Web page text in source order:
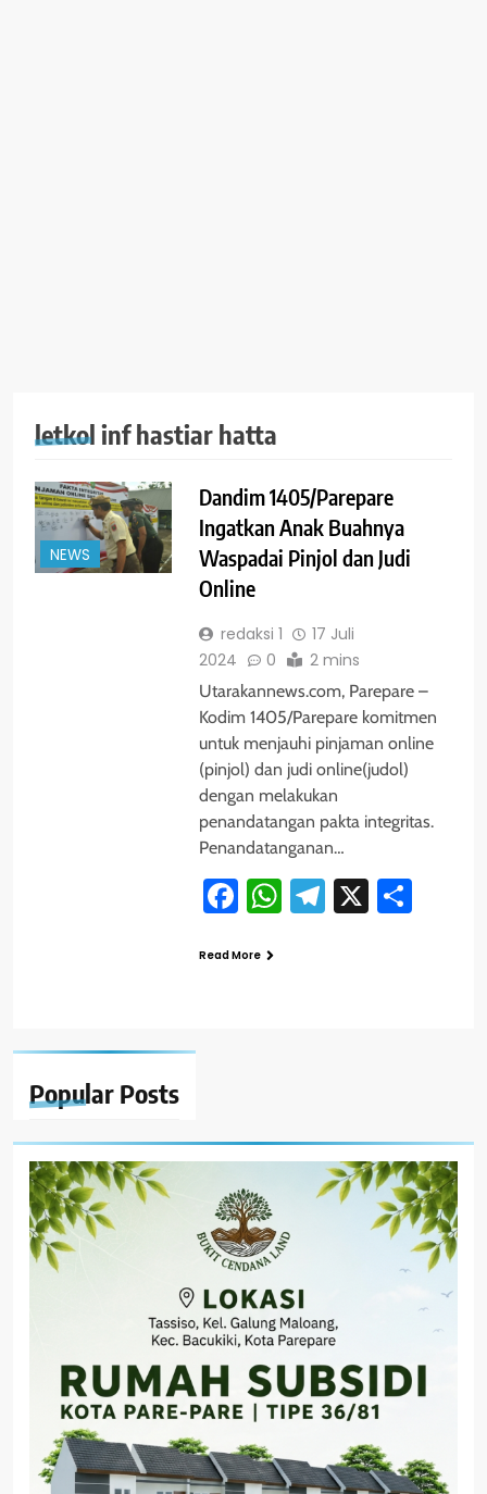
Popular Posts
letkol inf hastiar hatta
NEWS
Dandim 1405/Parepare
Ingatkan Anak Buahnya
Waspadai Pinjol dan Judi
Online
redaksi 1
17 Juli
2024
0 2 mins
Utarakannews.com, Parepare –
Kodim 1405/Parepare komitmen
untuk menjauhi pinjaman online
(pinjol) dan judi online(judol)
dengan melakukan
penandatangan pakta integritas.
Penandatanganan…
Facebook
WhatsApp
Telegram
X
Read More